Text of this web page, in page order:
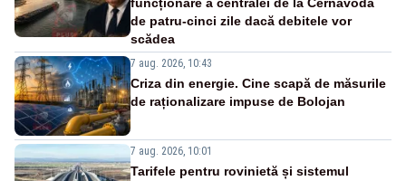
de patru-cinci zile dacă debitele vor
scădea
7 aug. 2026, 10:43
Criza din energie. Cine scapă de măsurile
de raționalizare impuse de Bolojan
7 aug. 2026, 10:01
Tarifele pentru rovinietă și sistemul